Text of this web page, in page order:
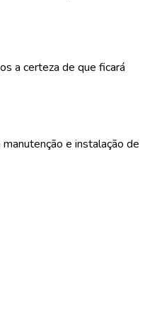
a certeza de que ficará
e instalação de